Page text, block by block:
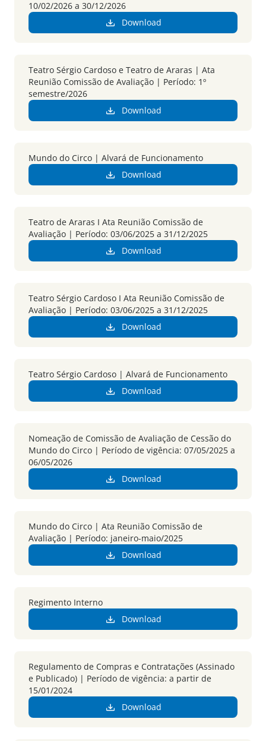
10/02/2026 a 30/12/2026
Download
Teatro Sérgio Cardoso e Teatro de Araras | Ata
Reunião Comissão de Avaliação | Período: 1º
semestre/2026
Download
Mundo do Circo | Alvará de Funcionamento
Download
Teatro de Araras I Ata Reunião Comissão de
Avaliação | Período: 03/06/2025 a 31/12/2025
Download
Teatro Sérgio Cardoso I Ata Reunião Comissão de
Avaliação | Período: 03/06/2025 a 31/12/2025
Download
Teatro Sérgio Cardoso | Alvará de Funcionamento
Download
Nomeação de Comissão de Avaliação de Cessão do
Mundo do Circo | Período de vigência: 07/05/2025 a
06/05/2026
Download
Mundo do Circo | Ata Reunião Comissão de
Avaliação | Período: janeiro-maio/2025
Download
Regimento Interno
Download
Regulamento de Compras e Contratações (Assinado
e Publicado) | Período de vigência: a partir de
15/01/2024
Download